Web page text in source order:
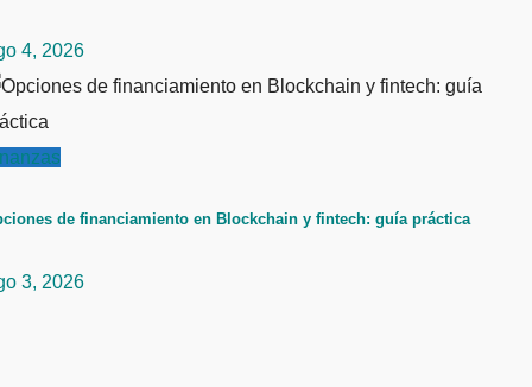
4, 2026
de financiamiento en Blockchain y fintech: guía práctica
3, 2026